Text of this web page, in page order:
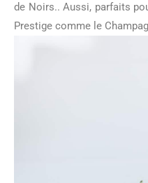
de Noirs.. Aussi, parfaits
Prestige comme le